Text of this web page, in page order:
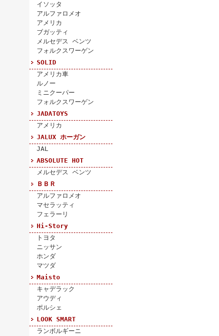
イソッタ
アルファロメオ
アメリカ
ブガッティ
メルセデス ベンツ
フォルクスワーゲン
SOLID
アメリカ車
ルノー
ミニクーパー
フォルクスワーゲン
JADATOYS
アメリカ
JALUX ホーガン
JAL
ABSOLUTE HOT
メルセデス ベンツ
ＢＢＲ
アルファロメオ
マセラッティ
フェラーリ
Hi-Story
トヨタ
ニッサン
ホンダ
マツダ
Maisto
キャデラック
アウディ
ポルシェ
LOOK SMART
ランボルギーニ